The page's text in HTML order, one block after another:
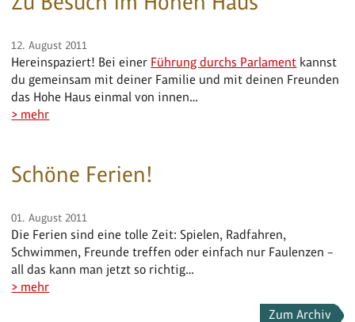
12. August 2011
Hereinspaziert! Bei einer Führung durchs Parlament kannst
du gemeinsam mit deiner Familie und mit deinen Freunden
das Hohe Haus einmal von innen…
> mehr
Schöne Ferien!
01. August 2011
Die Ferien sind eine tolle Zeit: Spielen, Radfahren,
Schwimmen, Freunde treffen oder einfach nur Faulenzen –
all das kann man jetzt so richtig…
> mehr
Zum Archiv